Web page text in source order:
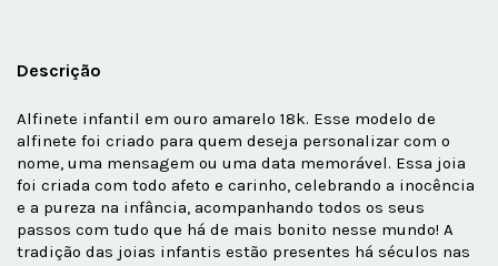
Descrição
Alfinete infantil em ouro amarelo 18k. Esse modelo de
alfinete foi criado para quem deseja personalizar com o
nome, uma mensagem ou uma data memorável. Essa joia
foi criada com todo afeto e carinho, celebrando a inocência
e a pureza na infância, acompanhando todos os seus
passos com tudo que há de mais bonito nesse mundo! A
tradição das joias infantis estão presentes há séculos nas